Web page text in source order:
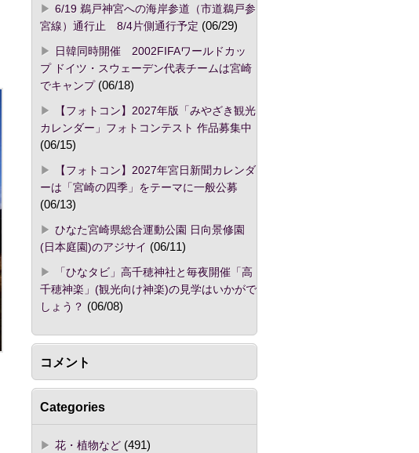
6/19 鵜戸神宮への海岸参道（市道鵜戸参
宮線）通行止 8/4片側通行予定 (06/29)
日韓同時開催 2002FIFAワールドカッ
プ ドイツ・スウェーデン代表チームは宮崎
でキャンプ(06/18)
【フォトコン】2027年版「みやざき観光
カレンダー」フォトコンテスト 作品募集中
(06/15)
【フォトコン】2027年宮日新聞カレンダ
ーは「宮崎の四季」をテーマに一般公募
(06/13)
ひなた宮崎県総合運動公園 日向景修園
(日本庭園)のアジサイ (06/11)
「ひなタビ」高千穂神社と毎夜開催「高
千穂神楽」(観光向け神楽)の見学はいかがで
しょう？ (06/08)
コメント
Categories
花・植物など(491)